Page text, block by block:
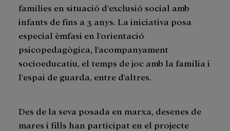
famílies en situació d'exclusió social amb
infants de fins a 3 anys. La iniciativa posa
especial èmfasi en l'orientació
psicopedagògica, l'acompanyament
socioeducatiu, el temps de joc amb la família i
l'espai de guarda, entre d'altres.
Des de la seva posada en marxa, desenes de
mares i fills han participat en el projecte